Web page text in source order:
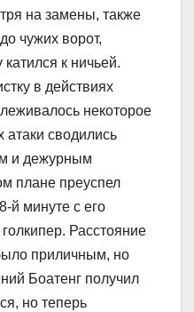
на замены, также
чужих ворот,
к ничьей.
в действиях
некоторое
атаки сводились
и дежурным
плане преуспел
й минуте с его
Расстояние
приличным, но
Боатенг получил
но теперь